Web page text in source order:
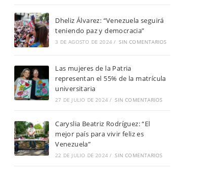
Dheliz Álvarez: “Venezuela seguirá
teniendo paz y democracia”
3 DE AGOSTO DE 2024 / SIN COMENTARIOS
Las mujeres de la Patria
representan el 55% de la matrícula
universitaria
27 DE JULIO DE 2024 / SIN COMENTARIOS
Caryslia Beatriz Rodríguez: “El
mejor país para vivir feliz es
Venezuela”
22 DE JULIO DE 2024 / SIN COMENTARIOS